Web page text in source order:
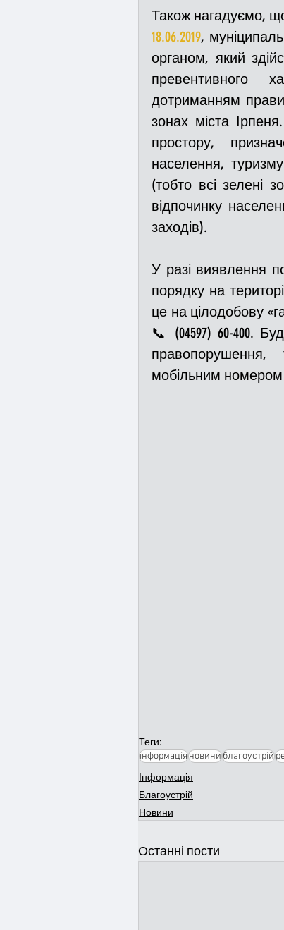
Також нагадуємо,
18.06.2019,
органом, який
превентивного
дотриманням
зонах міста
простору,
населення,
(тобто всі зелені
відпочинку
заходів).
У разі виявлення
порядку на
це на цілодобову
📞 (04597) 60-400.
мобільним номером
Теги:
інформаціяновиниблагоустрій
Інформація
Благоустрій
Новини
Останні пости